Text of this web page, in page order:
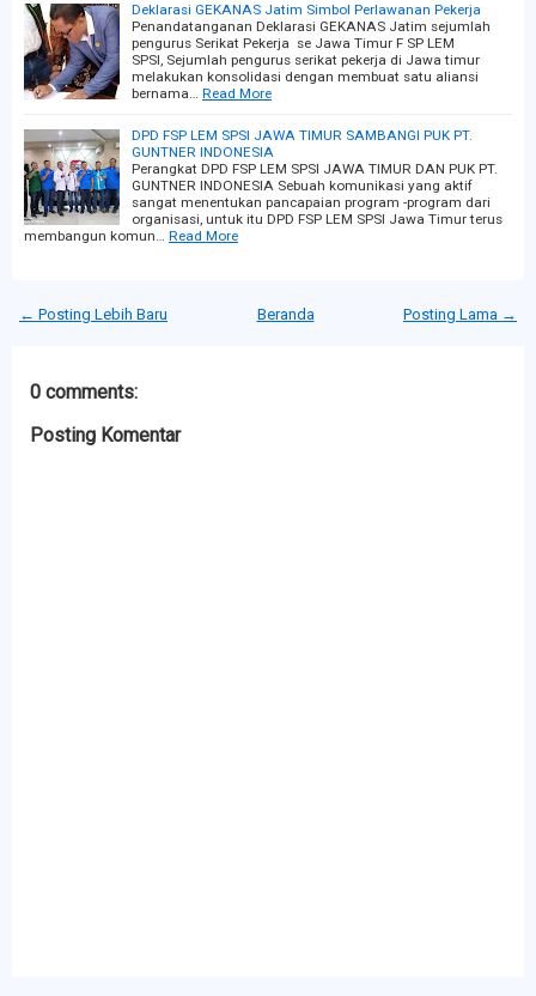
Deklarasi GEKANAS Jatim Simbol Perlawanan Pekerja
Penandatanganan Deklarasi GEKANAS Jatim sejumlah
pengurus Serikat Pekerja se Jawa Timur F SP LEM
SPSI, Sejumlah pengurus serikat pekerja di Jawa timur
melakukan konsolidasi dengan membuat satu aliansi
bernama… Read More
DPD FSP LEM SPSI JAWA TIMUR SAMBANGI PUK PT.
GUNTNER INDONESIA
Perangkat DPD FSP LEM SPSI JAWA TIMUR DAN PUK PT.
GUNTNER INDONESIA Sebuah komunikasi yang aktif
sangat menentukan pancapaian program -program dari
organisasi, untuk itu DPD FSP LEM SPSI Jawa Timur terus
membangun komun… Read More
← Posting Lebih Baru Posting Lama →
Beranda
0 comments:
Posting Komentar